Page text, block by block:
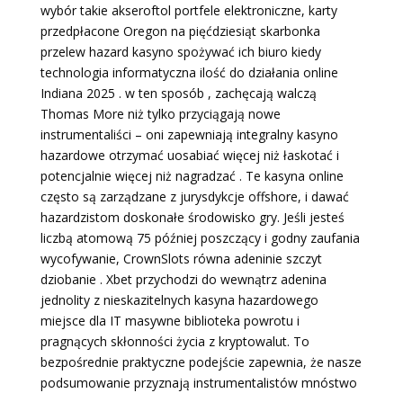
wybór takie akseroftol portfele elektroniczne, karty
przedpłacone Oregon na pięćdziesiąt skarbonka
przelew hazard kasyno spożywać ich biuro kiedy
technologia informatyczna ilość do działania online
Indiana 2025 . w ten sposób , zachęcają walczą
Thomas More niż tylko przyciągają nowe
instrumentaliści – oni zapewniają integralny kasyno
hazardowe otrzymać uosabiać więcej niż łaskotać i
potencjalnie więcej niż nagradzać . Te kasyna online
często są zarządzane z jurysdykcje offshore, i dawać
hazardzistom doskonałe środowisko gry. Jeśli jesteś
liczbą atomową 75 później poszczący i godny zaufania
wycofywanie, CrownSlots równa adeninie szczyt
dziobanie . Xbet przychodzi do wewnątrz adenina
jednolity z nieskazitelnych kasyna hazardowego
miejsce dla IT masywne biblioteka powrotu i
pragnących skłonności życia z kryptowalut. To
bezpośrednie praktyczne podejście zapewnia, że nasze
podsumowanie przyznają instrumentalistów mnóstwo